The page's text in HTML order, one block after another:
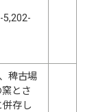
5,202-
稗古場
とさ
存し